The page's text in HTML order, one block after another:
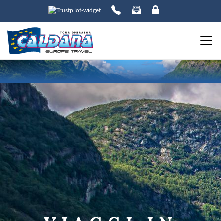
ORDINA PER:
PREZZO
da a
DESTINAZIONE
DATE